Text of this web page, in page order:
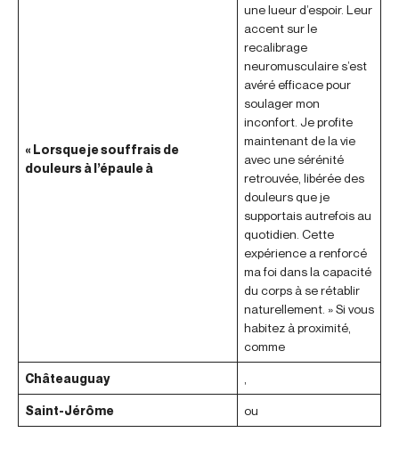
« Lorsque je souffrais de
douleurs à l’épaule à
une lueur d’espoir. Leur
accent sur le
recalibrage
neuromusculaire s’est
avéré efficace pour
soulager mon
inconfort. Je profite
maintenant de la vie
avec une sérénité
retrouvée, libérée des
douleurs que je
supportais autrefois au
quotidien. Cette
expérience a renforcé
ma foi dans la capacité
du corps à se rétablir
naturellement. » Si vous
habitez à proximité,
comme
Châteauguay
Saint-Jérôme ou